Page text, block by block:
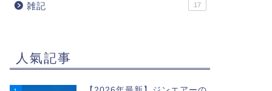
雑記 17
人氣記事